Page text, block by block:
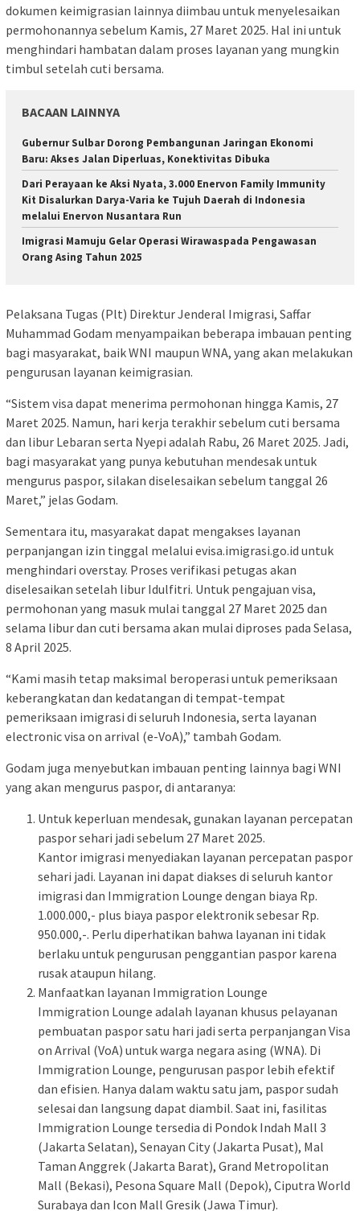
dokumen keimigrasian lainnya diimbau untuk menyelesaikan
permohonannya sebelum Kamis, 27 Maret 2025. Hal ini untuk
menghindari hambatan dalam proses layanan yang mungkin
timbul setelah cuti bersama.
BACAAN LAINNYA
Gubernur Sulbar Dorong Pembangunan Jaringan Ekonomi
Baru: Akses Jalan Diperluas, Konektivitas Dibuka
Dari Perayaan ke Aksi Nyata, 3.000 Enervon Family Immunity
Kit Disalurkan Darya-Varia ke Tujuh Daerah di Indonesia
melalui Enervon Nusantara Run
Imigrasi Mamuju Gelar Operasi Wirawaspada Pengawasan
Orang Asing Tahun 2025
Pelaksana Tugas (Plt) Direktur Jenderal Imigrasi, Saffar
Muhammad Godam menyampaikan beberapa imbauan penting
bagi masyarakat, baik WNI maupun WNA, yang akan melakukan
pengurusan layanan keimigrasian.
“Sistem visa dapat menerima permohonan hingga Kamis, 27
Maret 2025. Namun, hari kerja terakhir sebelum cuti bersama
dan libur Lebaran serta Nyepi adalah Rabu, 26 Maret 2025. Jadi,
bagi masyarakat yang punya kebutuhan mendesak untuk
mengurus paspor, silakan diselesaikan sebelum tanggal 26
Maret,” jelas Godam.
Sementara itu, masyarakat dapat mengakses layanan
perpanjangan izin tinggal melalui evisa.imigrasi.go.id untuk
menghindari overstay. Proses verifikasi petugas akan
diselesaikan setelah libur Idulfitri. Untuk pengajuan visa,
permohonan yang masuk mulai tanggal 27 Maret 2025 dan
selama libur dan cuti bersama akan mulai diproses pada Selasa,
8 April 2025.
“Kami masih tetap maksimal beroperasi untuk pemeriksaan
keberangkatan dan kedatangan di tempat-tempat
pemeriksaan imigrasi di seluruh Indonesia, serta layanan
electronic visa on arrival (e-VoA),” tambah Godam.
Godam juga menyebutkan imbauan penting lainnya bagi WNI
yang akan mengurus paspor, di antaranya:
Untuk keperluan mendesak, gunakan layanan percepatan
paspor sehari jadi sebelum 27 Maret 2025.
Kantor imigrasi menyediakan layanan percepatan paspor
sehari jadi. Layanan ini dapat diakses di seluruh kantor
imigrasi dan Immigration Lounge dengan biaya Rp.
1.000.000,- plus biaya paspor elektronik sebesar Rp.
950.000,-. Perlu diperhatikan bahwa layanan ini tidak
berlaku untuk pengurusan penggantian paspor karena
rusak ataupun hilang.
Manfaatkan layanan Immigration Lounge
Immigration Lounge adalah layanan khusus pelayanan
pembuatan paspor satu hari jadi serta perpanjangan Visa
on Arrival (VoA) untuk warga negara asing (WNA). Di
Immigration Lounge, pengurusan paspor lebih efektif
dan efisien. Hanya dalam waktu satu jam, paspor sudah
selesai dan langsung dapat diambil. Saat ini, fasilitas
Immigration Lounge tersedia di Pondok Indah Mall 3
(Jakarta Selatan), Senayan City (Jakarta Pusat), Mal
Taman Anggrek (Jakarta Barat), Grand Metropolitan
Mall (Bekasi), Pesona Square Mall (Depok), Ciputra World
Surabaya dan Icon Mall Gresik (Jawa Timur).